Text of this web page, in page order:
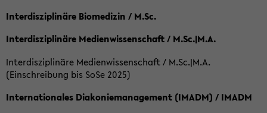
Interdisziplinäre Biomedizin / M.Sc.
Interdisziplinäre Medienwissenschaft / M.Sc.|M.A.
Interdisziplinäre Medienwissenschaft / M.Sc.|M.A.
(Einschreibung bis SoSe 2025)
Internationales Diakoniemanagement (IMADM) / IMADM